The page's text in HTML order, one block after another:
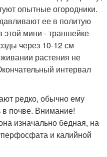
опытные огородники.
ее в политую
этой мини - траншейке
через 10-12 см
растения не
интервал
редко, обычно ему
в почве. Внимание!
изначально бедная, на
и калийной